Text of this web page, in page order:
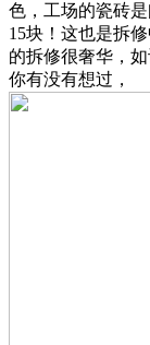
色，工场的瓷砖
15块！这也是拆
的拆修很奢华，
你有没有想过，